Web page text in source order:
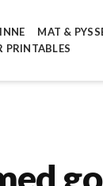
MAT &
PRINTABLES